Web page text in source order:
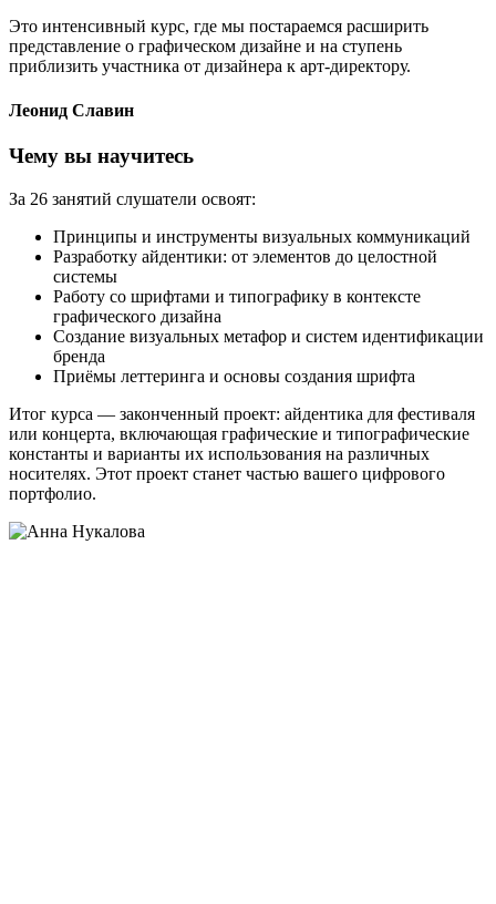
Это интенсивный курс, где мы постараемся расширить
представление о графическом дизайне и на ступень
приблизить участника от дизайнера к арт-директору.
Леонид Славин
Чему вы научитесь
За 26 занятий слушатели освоят:
Принципы и инструменты визуальных коммуникаций
Разработку айдентики: от элементов до целостной
системы
Работу со шрифтами и типографику в контексте
графического дизайна
Создание визуальных метафор и систем идентификации
бренда
Приёмы леттеринга и основы создания шрифта
Итог курса — законченный проект: айдентика для фестиваля
или концерта, включающая графические и типографические
константы и варианты их использования на различных
носителях. Этот проект станет частью вашего цифрового
портфолио.